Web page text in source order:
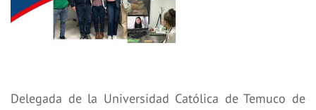
Delegada de la Universidad Católica de Temuco de